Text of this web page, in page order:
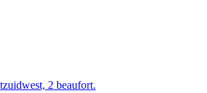
2 beaufort.